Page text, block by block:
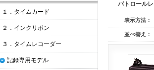
パトロール
表示方法：
並べ替え：
１．タイムカード
２．インクリボン
３．タイムレコーダー
記録専用モデル